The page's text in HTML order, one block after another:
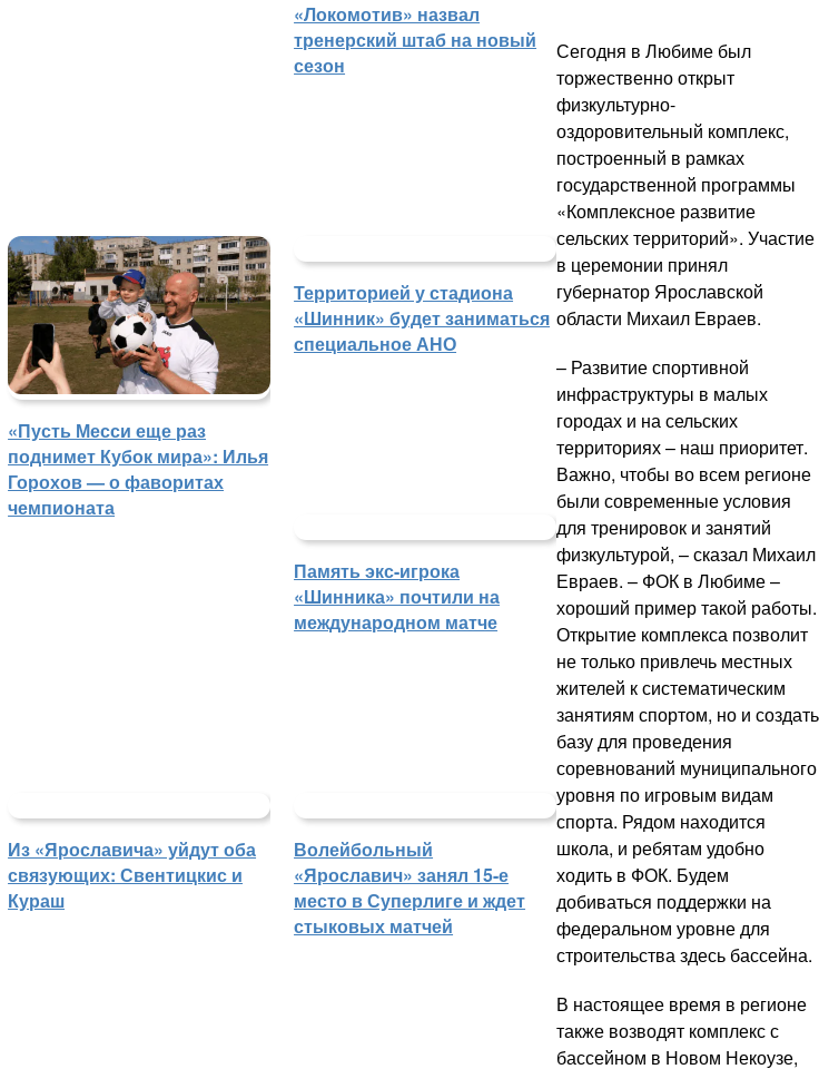
«Локомотив» назвал
тренерский штаб на новый
сезон
«Пусть Месси еще раз
поднимет Кубок мира»: Илья
Горохов — о фаворитах
чемпионата
Территорией у стадиона
«Шинник» будет заниматься
специальное АНО
Память экс-игрока
«Шинника» почтили на
международном матче
Из «Ярославича» уйдут оба
связующих: Свентицкис и
Кураш
Волейбольный
«Ярославич» занял 15-е
место в Суперлиге и ждет
стыковых матчей
Сегодня в Любиме был
торжественно открыт
физкультурно-
оздоровительный комплекс,
построенный в рамках
государственной программы
«Комплексное развитие
сельских территорий». Участие
в церемонии принял
губернатор Ярославской
области Михаил Евраев.
– Развитие спортивной
инфраструктуры в малых
городах и на сельских
территориях – наш приоритет.
Важно, чтобы во всем регионе
были современные условия
для тренировок и занятий
физкультурой, – сказал Михаил
Евраев. – ФОК в Любиме –
хороший пример такой работы.
Открытие комплекса позволит
не только привлечь местных
жителей к систематическим
занятиям спортом, но и создать
базу для проведения
соревнований муниципального
уровня по игровым видам
спорта. Рядом находится
школа, и ребятам удобно
ходить в ФОК. Будем
добиваться поддержки на
федеральном уровне для
строительства здесь бассейна.
В настоящее время в регионе
также возводят комплекс с
бассейном в Новом Некоузе,